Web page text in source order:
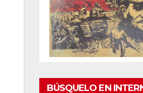
BÚSQUELO EN